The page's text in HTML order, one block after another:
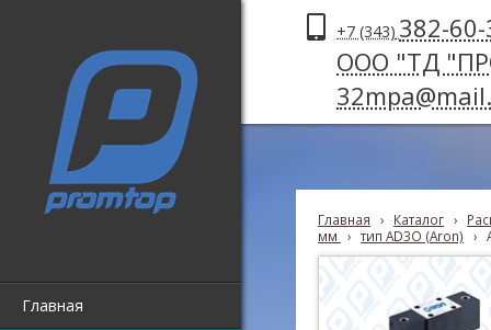
Главная
+7 (343) 382-
ООО "ТД
Главная › Каталог ›
мм
› тип AD3O (Aron) ›